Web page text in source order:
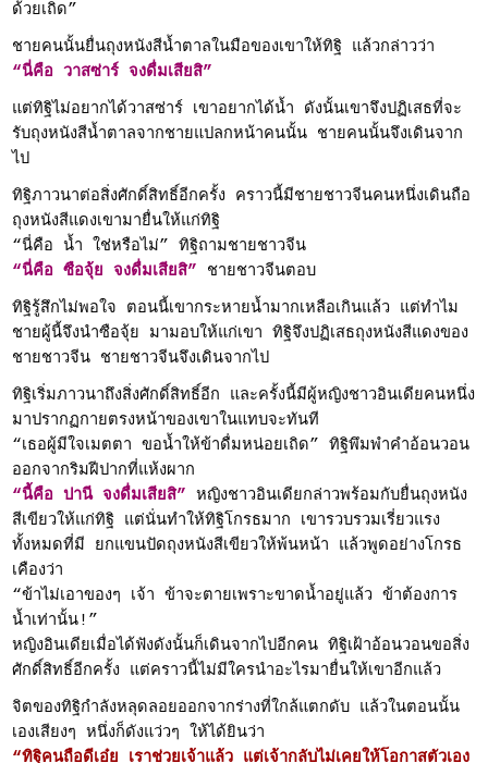
ด้วยเถิด”
ชายคนนั้นยื่นถุงหนังสีน้ำตาลในมือของเขาให้ทิฐิ แล้วกล่าวว่า
“นี่คือ วาสซ่าร์ จงดื่มเสียสิ”
แต่ทิฐิไม่อยากได้วาสซ่าร์ เขาอยากได้น้ำ ดังนั้นเขาจึงปฏิเสธที่จะ
รับถุงหนังสีน้ำตาลจากชายแปลกหน้าคนนั้น ชายคนนั้นจึงเดินจาก
ไป
ทิฐิภาวนาต่อสิ่งศักดิ์สิทธิ์อีกครั้ง คราวนี้มีชายชาวจีนคนหนึ่งเดินถือ
ถุงหนังสีแดงเขามายื่นให้แก่ทิฐิ
“นี่คือ น้ำ ใช่หรือไม่” ทิฐิถามชายชาวจีน
“นี่คือ ซือจุ้ย จงดื่มเสียสิ” ชายชาวจีนตอบ
ทิฐิรู้สึกไม่พอใจ ตอนนี้เขากระหายน้ำมากเหลือเกินแล้ว แต่ทำไม
ชายผู้นี้จึงนำซือจุ้ย มามอบให้แก่เขา ทิฐิจึงปฏิเสธถุงหนังสีแดงของ
ชายชาวจีน ชายชาวจีนจึงเดินจากไป
ทิฐิเริ่มภาวนาถึงสิ่งศักดิ์สิทธิ์อีก และครั้งนี้มีผู้หญิงชาวอินเดียคนหนึ่ง
มาปรากฏกายตรงหน้าของเขาในแทบจะทันที
“เธอผู้มีใจเมตตา ขอน้ำให้ข้าดื่มหน่อยเถิด” ทิฐิพึมพำคำอ้อนวอน
ออกจากริมฝีปากที่แห้งผาก
“นี้คือ ปานี จงดื่มเสียสิ” หญิงชาวอินเดียกล่าวพร้อมกับยื่นถุงหนัง
สีเขียวให้แก่ทิฐิ แต่นั่นทำให้ทิฐิโกรธมาก เขารวบรวมเรี่ยวแรง
ทั้งหมดที่มี ยกแขนปัดถุงหนังสีเขียวให้พ้นหน้า แล้วพูดอย่างโกรธ
เคืองว่า
“ข้าไม่เอาของๆ เจ้า ข้าจะตายเพราะขาดน้ำอยู่แล้ว ข้าต้องการ
น้ำเท่านั้น!”
หญิงอินเดียเมื่อได้ฟังดังนั้นก็เดินจากไปอีกคน ทิฐิเฝ้าอ้อนวอนขอสิ่ง
ศักดิ์สิทธิ์อีกครั้ง แต่คราวนี้ไม่มีใครนำอะไรมายื่นให้เขาอีกแล้ว
จิตของทิฐิกำลังหลุดลอยออกจากร่างที่ใกล้แตกดับ แล้วในตอนนั้น
เองเสียงๆ หนึ่งก็ดังแว่วๆ ให้ได้ยินว่า
“ทิฐิคนถือดีเอ๋ย เราช่วยเจ้าแล้ว แต่เจ้ากลับไม่เคยให้โอกาสตัวเอง